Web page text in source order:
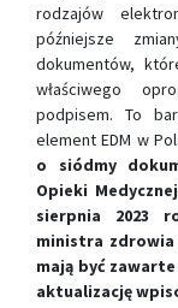
rodzajów
późniejsze
dokumentów,
właściwego
podpisem. To
element EDM w
o siódmy
Opieki
sierpnia 2023
ministra zdrowia
mają być
aktualizację